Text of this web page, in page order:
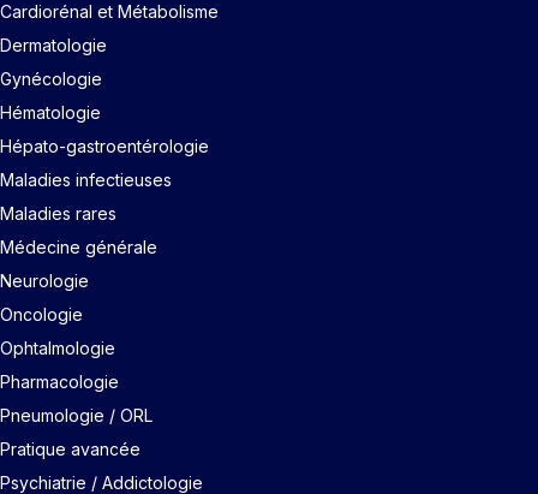
Cardiorénal et Métabolisme
Dermatologie
Gynécologie
Hématologie
Hépato-gastroentérologie
Maladies infectieuses
Maladies rares
Médecine générale
Neurologie
Oncologie
Ophtalmologie
Pharmacologie
Pneumologie / ORL
Pratique avancée
Psychiatrie / Addictologie